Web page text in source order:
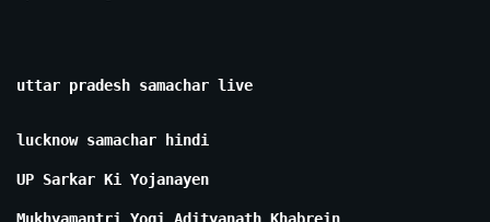
uttar pradesh samachar live
lucknow samachar hindi
UP Sarkar Ki Yojanayen
Mukhyamantri Yogi Adityanath Khabrein